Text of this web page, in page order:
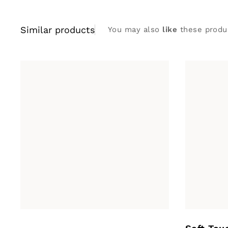
Similar products You may also like these